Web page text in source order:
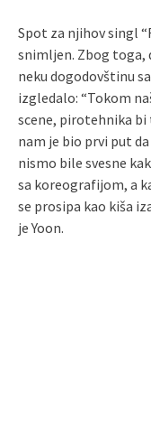
Spot za njihov singl
snimljen. Zbog toga,
neku dogodovštinu
izgledalo: “Tokom
scene, pirotehnika
nam je bio prvi put
nismo bile svesne
sa koreografijom, a
se prosipa kao kiša
je Yoon.